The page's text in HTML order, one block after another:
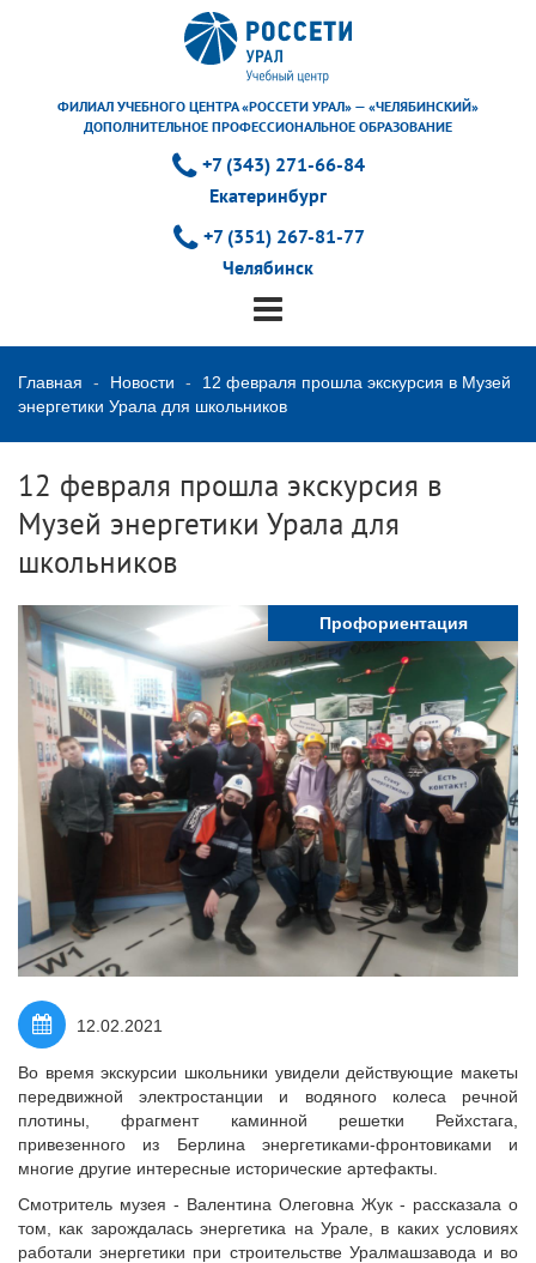
ФИЛИАЛ УЧЕБНОГО ЦЕНТРА «РОССЕТИ УРАЛ» — «ЧЕЛЯБИНСКИЙ»
ДОПОЛНИТЕЛЬНОЕ ПРОФЕССИОНАЛЬНОЕ ОБРАЗОВАНИЕ
+7 (343) 271-66-84
Екатеринбург
+7 (351) 267-81-77
Челябинск
Главная Новости
12 февраля прошла экскурсия в Музей
энергетики Урала для школьников
12 февраля прошла экскурсия в
Музей энергетики Урала для
школьников
Профориентация
12.02.2021
Во время экскурсии школьники увидели действующие макеты
передвижной электростанции и водяного колеса речной
плотины, фрагмент каминной решетки Рейхстага,
привезенного из Берлина энергетиками-фронтовиками и
многие другие интересные исторические артефакты.
Смотритель музея - Валентина Олеговна Жук - рассказала о
том, как зарождалась энергетика на Урале, в каких условиях
работали энергетики при строительстве Уралмашзавода и во